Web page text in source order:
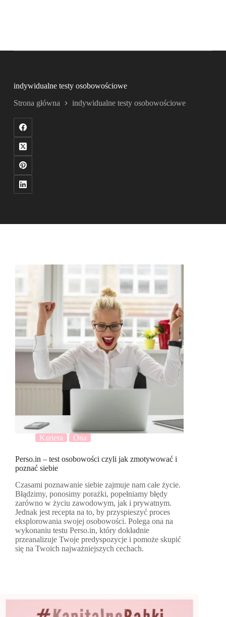
indywidualne testy osobowościowe
Strona główna indywidualne testy osobowościowe
Kariera Ona
Perso.in – test osobowości czyli jak zmotywować i
poznać siebie
Czasami poznawanie siebie zajmuje nam całe życie.
Błądzimy, ponosimy porażki, popełniamy błędy
zarówno w życiu zawodowym, jak i prywatnym.
Jednak jest recepta na to, by przyspieszyć proces
eksplorowania swojej osobowości. Polega ona na
wykonaniu testu Perso.in, który dokładnie
przeanalizuje Twoje predyspozycje i pomoże skupić
się na Twoich najważniejszych cechach.